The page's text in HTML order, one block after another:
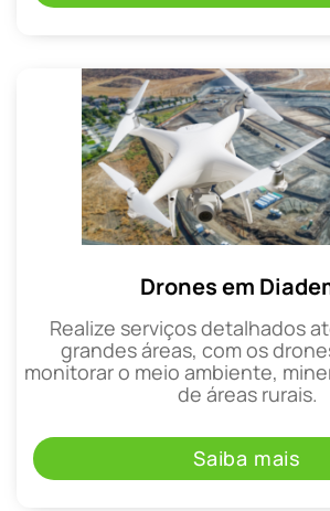
Drones em
Realize serviços detalhados
grandes áreas, com os
monitorar o meio ambiente,
de áreas rurais.
Saiba mais